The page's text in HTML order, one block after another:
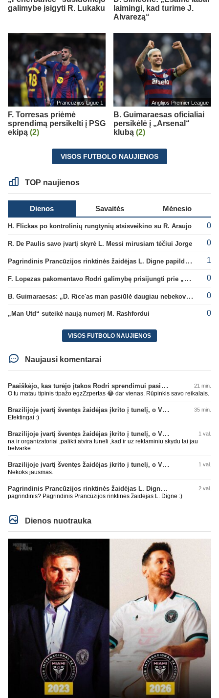
galimybe įsigyti R. Lukaku
laimingi, kad turime J.
Alvarezą“
Prancūzijos Ligue 1
F. Torresas priėmė
sprendimą persikelti į PSG
ekipą (2)
Anglijos Premier League
B. Guimaraesas oficialiai
persikėlė į „Arsenal“
klubą (2)
VISOS FUTBOLO NAUJIENOS
TOP naujienos
Dienos Savaitės Mėnesio
H. Flickas po kontrolinių rungtynių atsisveikino su R. Araujo 0
R. De Paulis savo įvartį skyrė L. Messi mirusiam tėčiui Jorge 0
Pagrindinis Prancūzijos rinktinės žaidėjas L. Digne papildė PSG gretas 1
F. Lopezas pakomentavo Rodri galimybę prisijungti prie „Barcelona“ ekipos 0
B. Guimaraesas: „D. Rice'as man pasiūlė daugiau nebekovoti tarpusavyje“ 0
„Man Utd“ suteikė naują numerį M. Rashfordui 0
VISOS FUTBOLO NAUJIENOS
Naujausi komentarai
Paaiškėjo, kas turėjo įtakos Rodri sprendimui pasirinkti Barselonos pusę 21 min.
O tu matau tipinis tipažo egzZzpertas 😂 dar vienas. Rūpinkis savo reikalais.
Brazilijoje įvartį šventęs žaidėjas įkrito į tunelį, o VAR įvartį atšaukė 35 min.
Efektingai :)
Brazilijoje įvartį šventęs žaidėjas įkrito į tunelį, o VAR įvartį atšaukė 1 val.
na ir organizatoriai ,palikti atvira tuneli ,kad ir uz reklaminiu skydu tai jau
betvarke
Brazilijoje įvartį šventęs žaidėjas įkrito į tunelį, o VAR įvartį atšaukė 1 val.
Nekoks jausmas.
Pagrindinis Prancūzijos rinktinės žaidėjas L. Digne papildė PSG gretas 2 val.
pagrindinis? Pagrindinis Prancūzijos rinktinės žaidėjas L. Digne :)
Dienos nuotrauka